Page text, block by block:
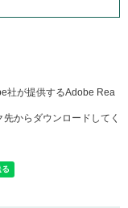
社が提供するAdobe Rea
からダウンロードしてく